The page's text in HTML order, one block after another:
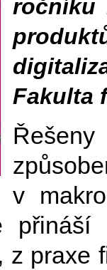
ročníku
Fakulta
v
z praxe